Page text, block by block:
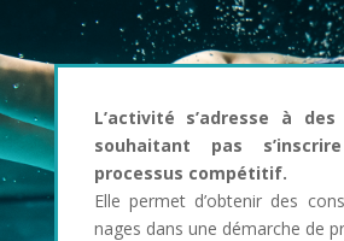
L’activité s’adresse à
souhaitant pas
processus compétitif.
Elle permet d’obtenir des
nages dans une démarche de